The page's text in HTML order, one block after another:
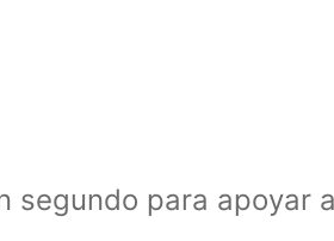
segundo para apoyar